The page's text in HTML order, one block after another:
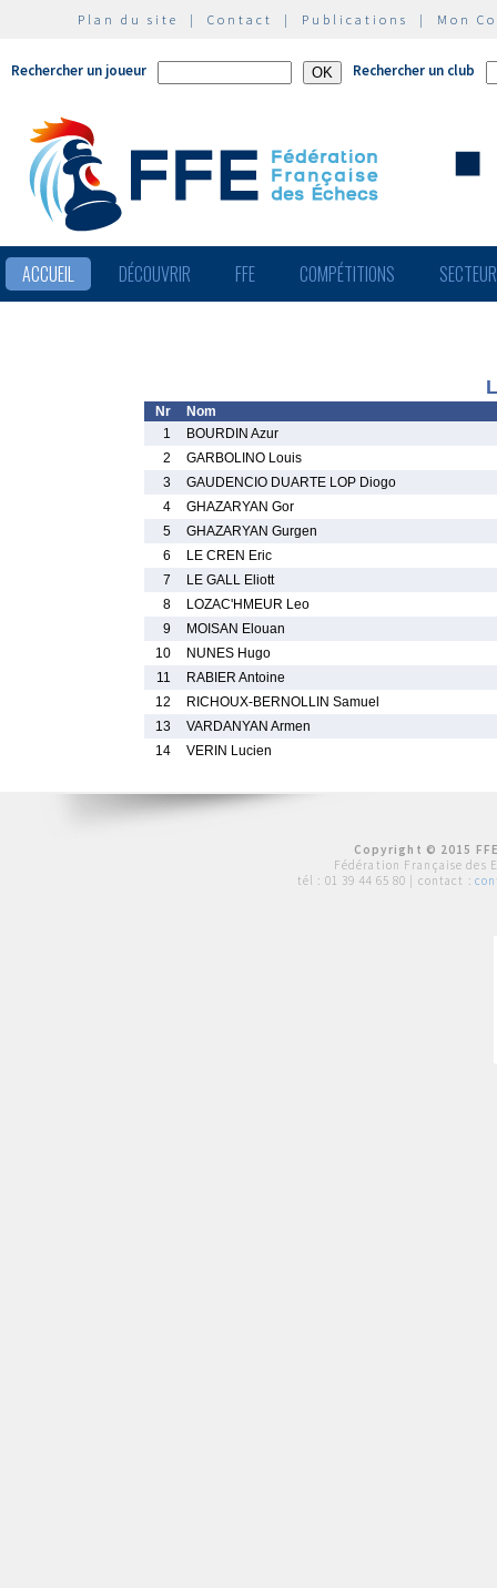
Plan du site | Contact | Publications | Mon
Rechercher un joueur Rechercher un club
ACCUEIL DÉCOUVRIR FFE COMPÉTITIONS
Nr
Nom
1
BOURDIN Azur
2
GARBOLINO Louis
3
GAUDENCIO DUARTE LOP Diogo
4
GHAZARYAN Gor
5
GHAZARYAN Gurgen
6
LE CREN Eric
7
LE GALL Eliott
8
LOZAC'HMEUR Leo
9
MOISAN Elouan
10
NUNES Hugo
11
RABIER Antoine
12
RICHOUX-BERNOLLIN Samuel
13
VARDANYAN Armen
14
VERIN Lucien
Copyright © 2015
Fédération Française des
tél : 01 39 44 65 80 | contact :